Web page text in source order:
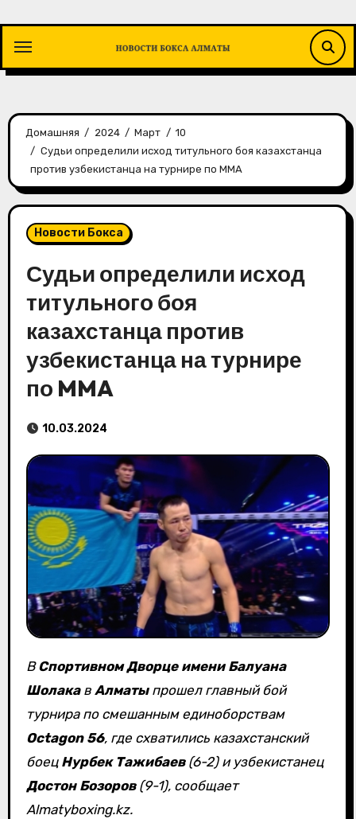
содержимому
Домашняя 2024 Март
10
Судьи определили исход титульного боя казахстанца
против узбекистанца на турнире по MMA
Новости Бокса
Судьи определили исход
титульного боя
казахстанца против
узбекистанца на турнире
по MMA
10.03.2024
ВСпортивном Дворце имени Балуана
Шолакав Алматы прошел главный бой
турнира по смешанным единоборствам
Octagon 56, где схватились казахстанский
боец Нурбек Тажибаев(6-2) и узбекистанец
Достон Бозоров(9-1), сообщает
Almatyboxing.kz.